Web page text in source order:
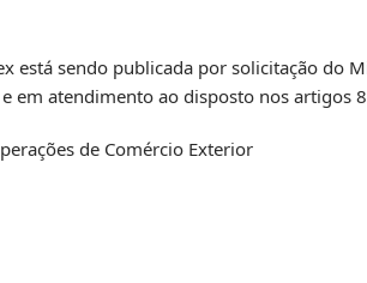
está sendo publicada por solicitação do
em atendimento ao disposto nos artigos
de Comércio Exterior